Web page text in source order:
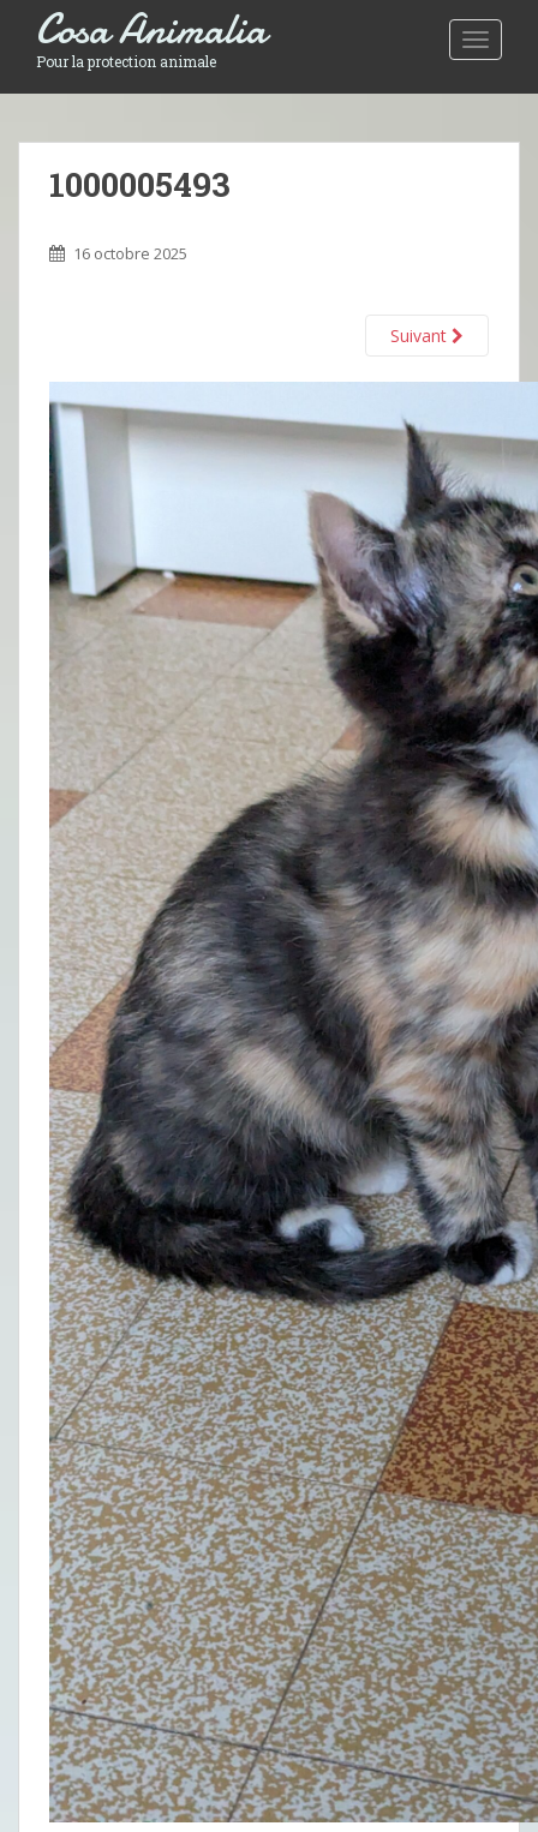
Toggle
Cosa Animalia
Pour la protection animale
1000005493
16 octobre 2025
Suivant